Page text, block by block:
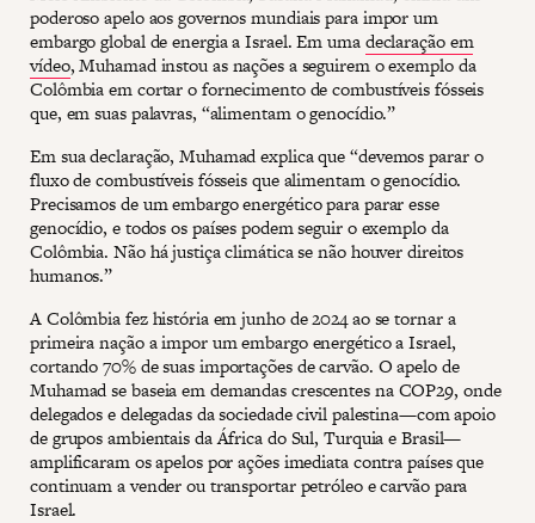
poderoso apelo aos governos mundiais para impor um
embargo global de energia a Israel. Em umadeclaração em
vídeo, Muhamad instou as nações a seguirem o exemplo da
Colômbia em cortar o fornecimento de combustíveis fósseis
que, em suas palavras, “alimentam o genocídio.”
Em sua declaração, Muhamad explica que “devemos parar o
fluxo de combustíveis fósseis que alimentam o genocídio.
Precisamos de um embargo energético para parar esse
genocídio, e todos os países podem seguir o exemplo da
Colômbia. Não há justiça climática se não houver direitos
humanos.”
A Colômbia fez história em junho de 2024 ao se tornar a
primeira nação a impor um embargo energético a Israel,
cortando 70% de suas importações de carvão. O apelo de
Muhamad se baseia em demandas crescentes na COP29, onde
delegados e delegadas da sociedade civil palestina—com apoio
de grupos ambientais da África do Sul, Turquia e Brasil—
amplificaram os apelos por ações imediata contra países que
continuam a vender ou transportar petróleo e carvão para
Israel.